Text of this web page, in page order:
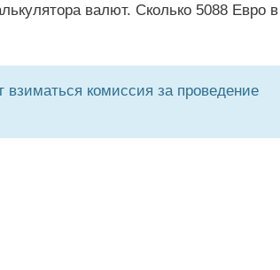
валют. Сколько 5088 Евро в
комиссия за проведение